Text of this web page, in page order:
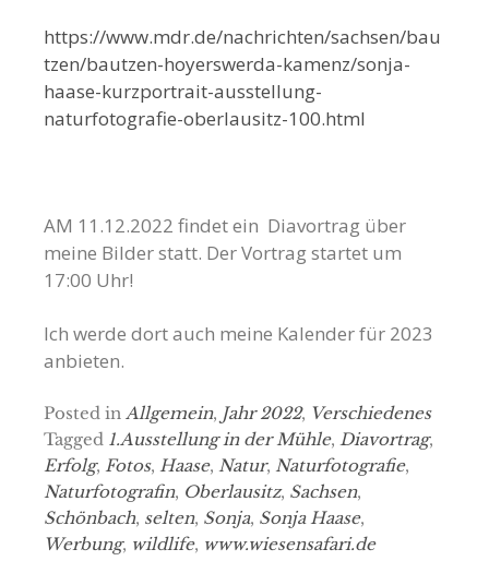
https://www.mdr.de/nachrichten/sachsen/bau
tzen/bautzen-hoyerswerda-kamenz/sonja-
haase-kurzportrait-ausstellung-
naturfotografie-oberlausitz-100.html
AM 11.12.2022 findet ein Diavortrag über
meine Bilder statt. Der Vortrag startet um
17:00 Uhr!
Ich werde dort auch meine Kalender für 2023
anbieten.
Posted in Allgemein, Jahr 2022, Verschiedenes
Tagged 1.Ausstellung in der Mühle, Diavortrag,
Erfolg, Fotos, Haase, Natur, Naturfotografie,
Naturfotografin, Oberlausitz, Sachsen,
Schönbach, selten, Sonja, Sonja Haase,
Werbung, wildlife, www.wiesensafari.de